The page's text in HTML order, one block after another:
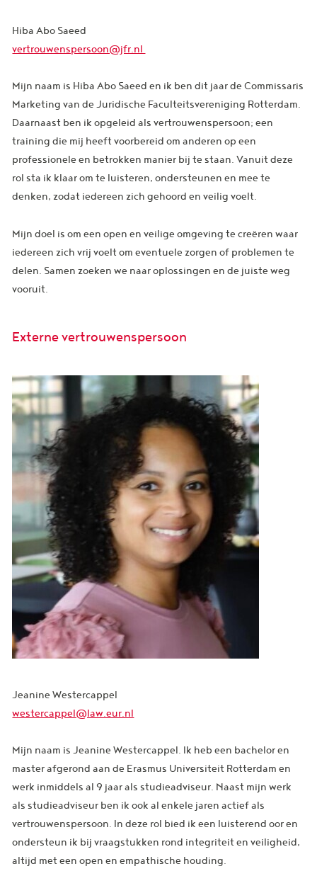
Hiba Abo Saeed
vertrouwenspersoon@jfr.nl
Mijn naam is Hiba Abo Saeed en ik ben dit jaar de Commissaris
Marketing van de Juridische Faculteitsvereniging Rotterdam.
Daarnaast ben ik opgeleid als vertrouwenspersoon; een
training die mij heeft voorbereid om anderen op een
professionele en betrokken manier bij te staan. Vanuit deze
rol sta ik klaar om te luisteren, ondersteunen en mee te
denken, zodat iedereen zich gehoord en veilig voelt.
Mijn doel is om een open en veilige omgeving te creëren waar
iedereen zich vrij voelt om eventuele zorgen of problemen te
delen. Samen zoeken we naar oplossingen en de juiste weg
vooruit.
Externe vertrouwenspersoon
Jeanine Westercappel
westercappel@law.eur.nl
Mijn naam is Jeanine Westercappel. Ik heb een bachelor en
master afgerond aan de Erasmus Universiteit Rotterdam en
werk inmiddels al 9 jaar als studieadviseur. Naast mijn werk
als studieadviseur ben ik ook al enkele jaren actief als
vertrouwenspersoon. In deze rol bied ik een luisterend oor en
ondersteun ik bij vraagstukken rond integriteit en veiligheid,
altijd met een open en empathische houding.